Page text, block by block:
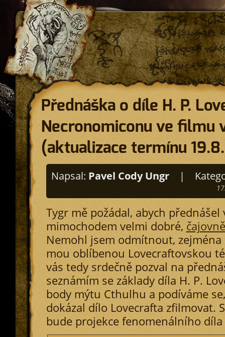
Přednáška o díle H. P.
Necronomiconu ve filmu
(aktualizace termínu
Napsal: Pavel Cody Ungr |
Tygr mě požádal, abych přednášel
mimochodem velmi dobré,
Nemohl jsem odmítnout,
mou oblíbenou Lovecraftovskou
vás tedy srdečně pozval na
seznámím se základy díla H. P.
body mýtu Cthulhu a podíváme
dokázal dílo Lovecrafta zfilmovat.
bude projekce fenomenálního